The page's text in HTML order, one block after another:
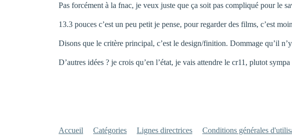
Pas forcément à la fnac, je veux juste que ça soit pas compliqué pour le
13.3 pouces c’est un peu petit je pense, pour regarder des films, c’est
Disons que le critère principal, c’est le design/finition. Dommage qu’il
D’autres idées ? je crois qu’en l’état, je vais attendre le cr11, plutot sympa
Accueil Catégories Lignes directrices Conditions générales